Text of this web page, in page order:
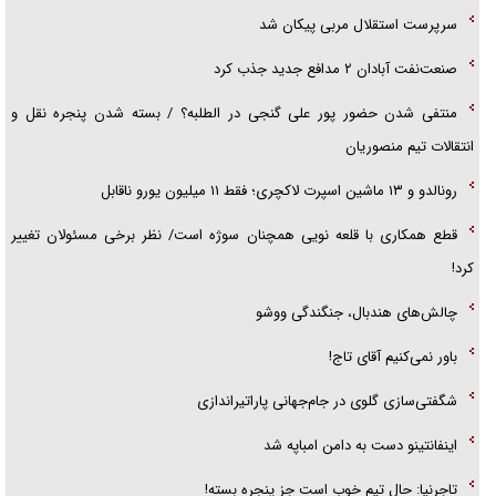
سرپرست استقلال مربی پیکان شد
صنعت‌نفت آبادان ۲ مدافع جدید جذب کرد
منتفی شدن حضور پور علی گنجی در الطلبه؟ / بسته شدن پنجره نقل و
انتقالات تیم منصوریان
رونالدو و ۱۳ ماشین اسپرت لاکچری؛ فقط ۱۱ میلیون یورو ناقابل
قطع همکاری با قلعه نویی همچنان سوژه است/ نظر برخی مسئولان تغییر
کرد!
چالش‌های هندبال، جنگندگی ووشو
باور نمی‌کنیم آقای تاج!
شگفتی‌سازی گلوی در جام‌جهانی پاراتیراندازی
اینفانتینو دست به دامن امباپه شد
تاجرنیا: حال تیم خوب است جز پنجره بسته!